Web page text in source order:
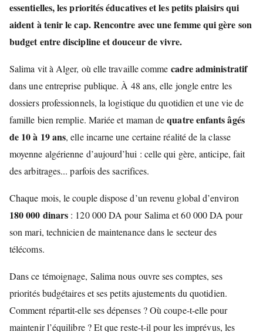
essentielles, les priorités éducatives et les petits plaisirs qui
aident à tenir le cap. Rencontre avec une femme qui gère son
budget entrediscipline et douceur de vivre.
Salima vit à Alger, où elle travaille comme cadre administratif
dans une entreprise publique. À 48 ans, elle jongle entre les
dossiers professionnels, la logistique du quotidien et une vie de
famille bien remplie. Mariée et maman dequatre enfants âgés
de 10 à 19 ans, elle incarne une certaine réalité de la classe
moyenne algérienne d’aujourd’hui : celle qui gère, anticipe, fait
des arbitrages... parfois des sacrifices.
Chaque mois, le couple dispose d’un revenu global d’environ
180 000 dinars : 120 000 DA pour Salima et 60 000 DA pour
son mari, technicien de maintenance dans le secteur des
télécoms.
Dans ce témoignage, Salima nous ouvre ses comptes, ses
priorités budgétaires et ses petits ajustements du quotidien.
Comment répartit-elle ses dépenses ? Où coupe-t-elle pour
maintenir l’équilibre ? Et que reste-t-il pour les imprévus, les